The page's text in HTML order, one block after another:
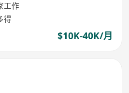
工作
得
$10K-40K/月